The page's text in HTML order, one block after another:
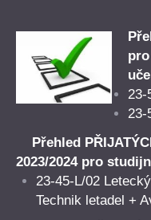
23-
23-
Přehled
2023/2024 pro
23-45-L/02
Technik letadel +